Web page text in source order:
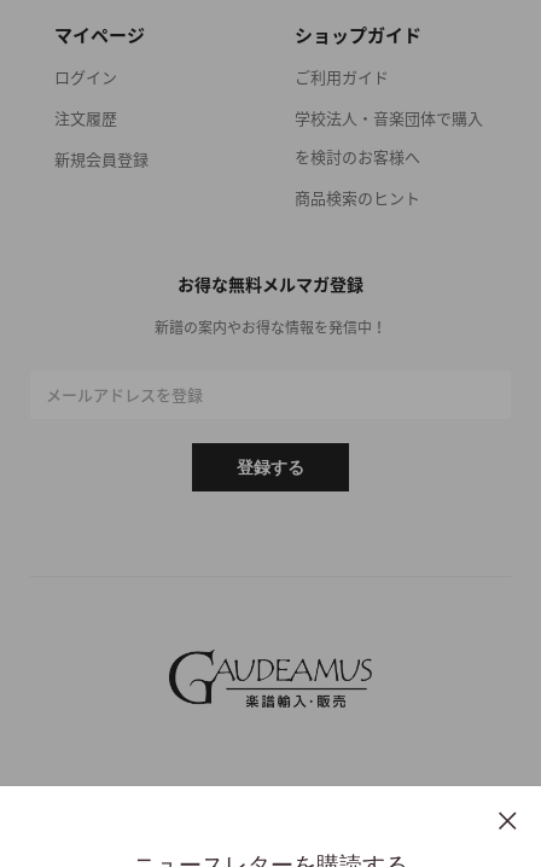
マイページ
ログイン
注文履歴
新規会員登録
ショップガイド
ご利用ガイド
学校法人・音楽団体で購入
を検討のお客様へ
商品検索のヒント
お得な無料メルマガ登録
新譜の案内やお得な情報を発信中！
メールアドレスを登録
登録する
プライバシーポリシー 特定商取引法表示 利用規約